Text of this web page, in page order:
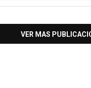
VER MAS